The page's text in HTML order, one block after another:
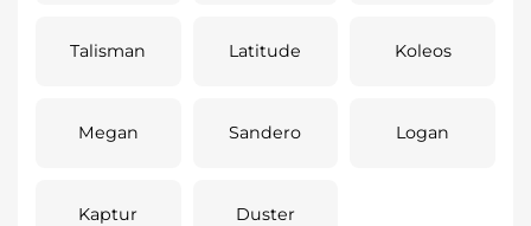
Talisman Latitude Koleos
Megan Sandero Logan
Kaptur Duster